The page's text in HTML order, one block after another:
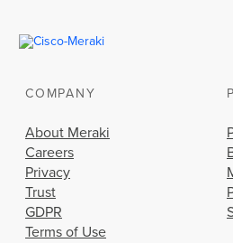
COMPANY
About Meraki
Careers
Privacy
Trust
GDPR
Terms of Use